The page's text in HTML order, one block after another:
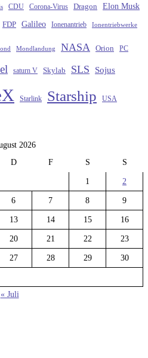
CDU Corona-Virus Dragon Elon Musk
FDP Galileo Ionenantrieb Ionentriebwerke
Mondlandung NASA Orion PC
saturn V Skylab SLS Sojus
Starlink Starship USA
2026
D F S S
1 2
6 7 8 9
13 14 15 16
20 21 22 23
27 28 29 30
« Juli